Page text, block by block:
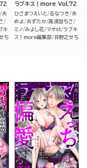
あ
キ
ち
ラブキス！more Vol.72
ひさまつえいと るなつき
あ
めよ
あずたか 高須加ちさ
ミノ みよし花 マオst ラブキ
ス！more編集部 井野之せち